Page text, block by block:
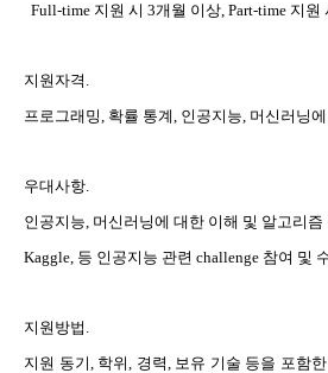
Full-time 지원 시 3개월 이상, Part-time 지원
지원자격 .
프로그래밍, 확률 통계, 인공지능, 머신러닝
우대사항.
인공지능, 머신러닝에 대한 이해 및 알고리즘
Kaggle, 등 인공지능 관련 challenge 참여 및
지원방법 .
지원 동기 학위 경력 보유 기술 등을 포함